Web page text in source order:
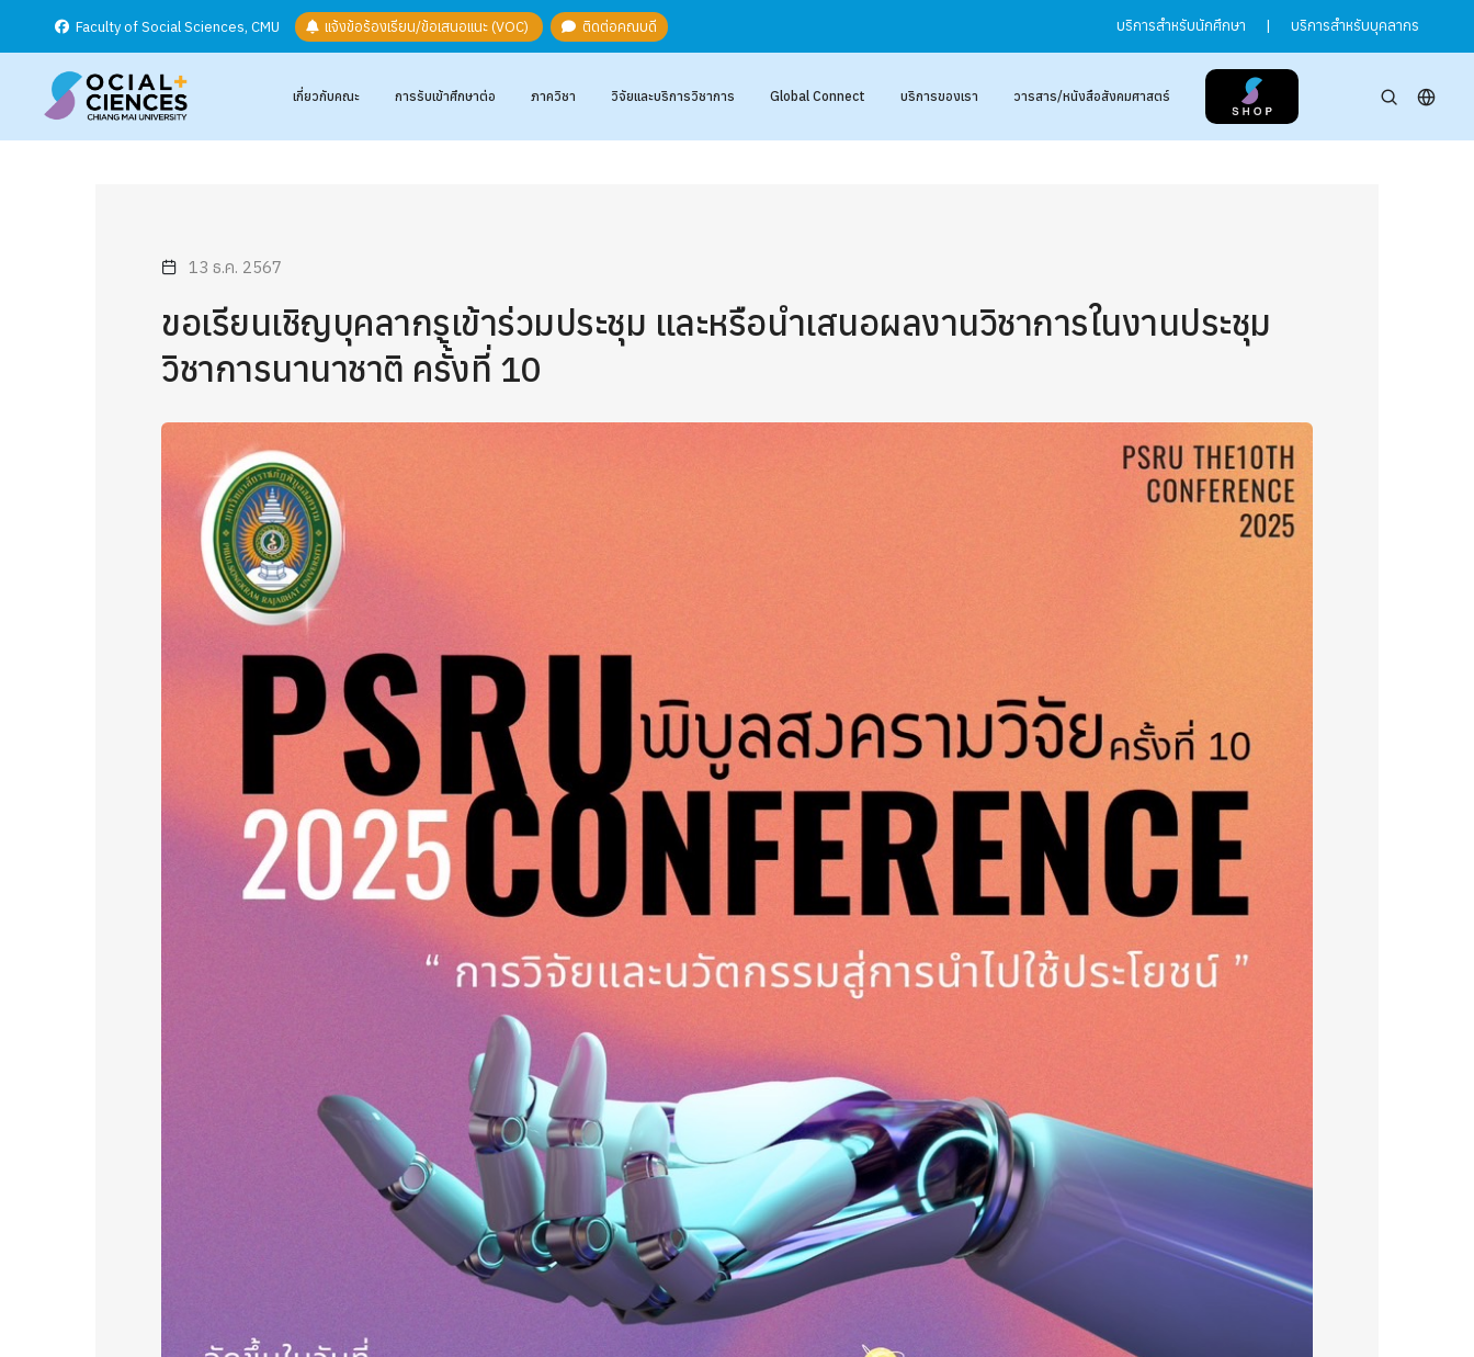
Faculty of Social Sciences, CMU แจ้งข้อร้องเรียน/ข้อเสนอแนะ (VOC) ติดต่อคณบดี บริการสำหรับนักศึกษา | บริการสำหรับบุคลากร
เกี่ยวกับคณะ การรับเข้าศึกษาต่อ ภาควิชา วิจัยและบริการวิชาการ Global Connect บริการของเรา วารสาร/หนังสือสังคมศาสตร์
13 ธ.ค. 2567
ขอเรียนเชิญบุคลากรเข้าร่วมประชุม และหรือนำเสนอผลงานวิชาการในงานประชุม
วิชาการนานาชาติ ครั้้งที่ 10